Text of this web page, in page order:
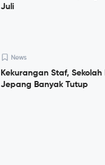
Juli
News
Kekurangan Staf,
Jepang Banyak Tutup